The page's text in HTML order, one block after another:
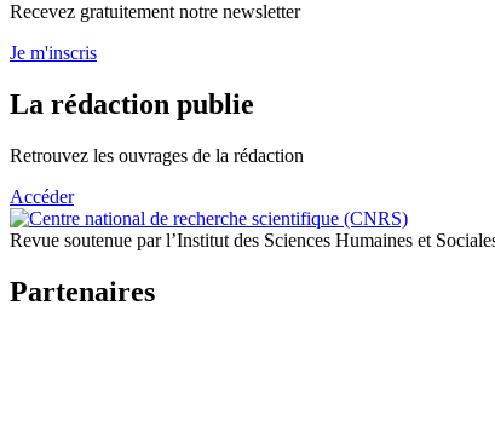
Recevez gratuitement notre newsletter
Je m'inscris
La rédaction publie
Retrouvez les ouvrages de la rédaction
Accéder
Revue soutenue par l’Institut des Sciences Humaines et
Partenaires